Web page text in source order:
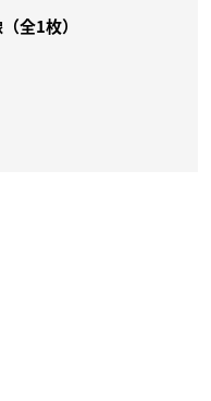
全1枚）